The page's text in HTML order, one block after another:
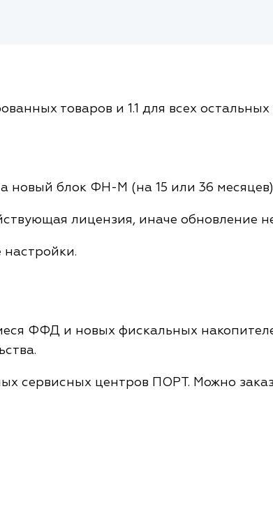
товаров и 1.1 для всех остальных
новый блок ФН-М (на 15 или 36
лицензия, иначе обновление
ФФД и новых фискальных
сервисных центров ПОРТ. Можно